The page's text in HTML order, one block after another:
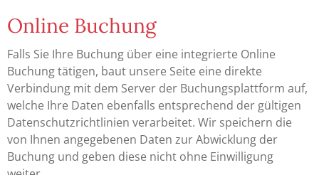
Online Buchung
Falls Sie Ihre Buchung über eine integrierte Online
Buchung tätigen, baut unsere Seite eine direkte
Verbindung mit dem Server der Buchungsplattform auf,
welche Ihre Daten ebenfalls entsprechend der gültigen
Datenschutzrichtlinien verarbeitet. Wir speichern die
von Ihnen angegebenen Daten zur Abwicklung der
Buchung und geben diese nicht ohne Einwilligung